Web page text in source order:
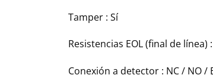
Tamper : Sí
Resistencias EOL (final de línea)
Conexión a detector : NC / NO /